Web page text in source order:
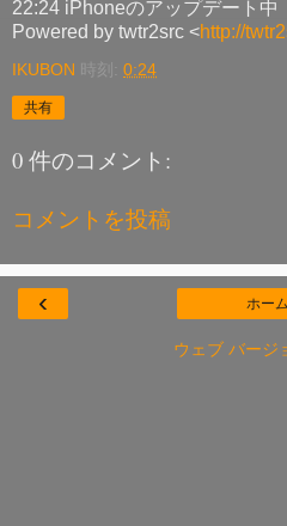
22:24 iPhoneのアップデート中
Powered by twtr2src <http://
IKUBON 時刻: 0:24
共有
0 件のコメント:
コメントを投稿
‹ ホーム
ウェブ バージ